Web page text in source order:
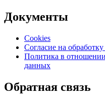
Документы
Cookies
Согласие на
Политика в
данных
Обратная связь